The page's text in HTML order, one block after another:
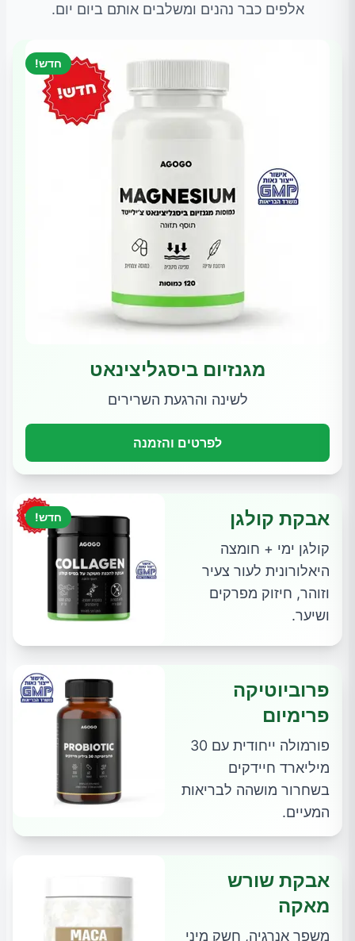
אלפים כבר נהנים ומשלבים אותם ביום יום.
חדש!
מגנזיום ביסגליצינאט
לשינה והרגעת השרירים
לפרטים והזמנה
חדש! אבקת קולגן
קולגן ימי + חומצה
היאלורונית לעור צעיר
וזוהר, חיזוק מפרקים
ושיער.
פרוביוטיקה
פרימיום
פורמולה ייחודית עם 30
מיליארד חיידקים
בשחרור מושהה לבריאות
המעיים.
אבקת שורש
מאקה
משפר אנרגיה, חשק מיני